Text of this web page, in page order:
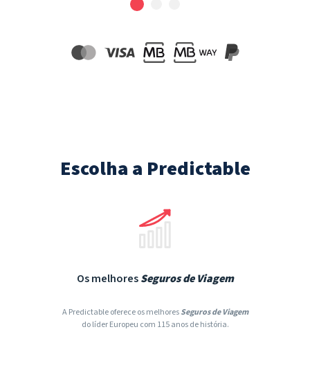
Escolha a Predictable
Os melhoresSeguros de Viagem
A Predictable oferece os melhores Seguros de Viagem
do líder Europeu com 115 anos de história.